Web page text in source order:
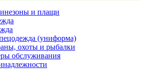
и плащи
(униформа)
охоты и рыбалки
обслуживания